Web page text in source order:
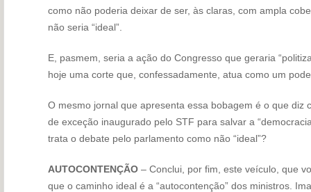
como não poderia deixar de ser, às claras, com ampla
não seria “ideal”.
E, pasmem, seria a ação do Congresso que geraria
hoje uma corte que, confessadamente, atua como um
O mesmo jornal que apresenta essa bobagem é o que diz
de exceção inaugurado pelo STF para salvar a
trata o debate pelo parlamento como não “ideal”?
AUTOCONTENÇÃO– Conclui, por fim, este veículo, que
que o caminho ideal é a “autocontenção” dos ministros.